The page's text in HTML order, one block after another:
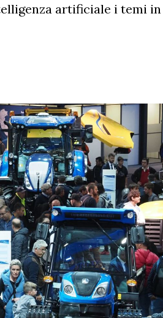
artificiale i temi